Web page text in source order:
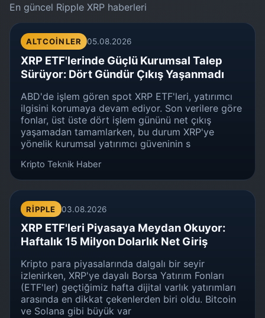
En güncel Ripple XRP haberleri
ALTCOINLER 05.08.2026
XRP ETF'lerinde Güçlü Kurumsal Talep
Sürüyor: Dört Gündür Çıkış Yaşanmadı
ABD'de işlem gören spot XRP ETF'leri, yatırımcı
ilgisini korumaya devam ediyor. Son verilere göre
fonlar, üst üste dört işlem gününü net çıkış
yaşamadan tamamlarken, bu durum XRP'ye
yönelik kurumsal yatırımcı güveninin s
Kripto Teknik Haber
RIPPLE 03.08.2026
XRP ETF'leri Piyasaya Meydan Okuyor:
Haftalık 15 Milyon Dolarlık Net Giriş
Kripto para piyasalarında dalgalı bir seyir
izlenirken, XRP'ye dayalı Borsa Yatırım Fonları
(ETF'ler) geçtiğimiz hafta dijital varlık yatırımları
arasında en dikkat çekenlerden biri oldu. Bitcoin
ve Solana gibi büyük var